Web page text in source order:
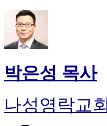
박은성 목사
나성영락교